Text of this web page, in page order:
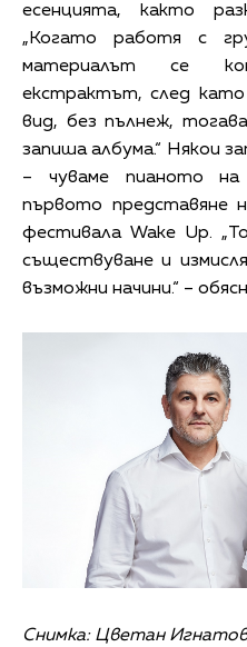
есенцията, както
„Когато работя с
материалът се
екстрактът, след като
вид, без пълнеж,
запиша албума.“ Някои
– чуваме пианото
първото представяне
фестивала Wake Up.
съществуване и
възможни начини.“ –
Снимка: Цветан